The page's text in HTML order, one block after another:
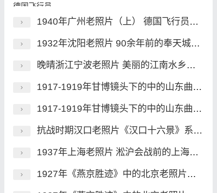
1940年广州老照片（上） 德国飞行员航拍的民国广州
1932年沈阳老照片 90余年前的奉天城历史风貌
晚晴浙江宁波老照片 美丽的江南水乡魅影
1917-1919年甘博镜头下的中的山东曲阜老照片（下）
1917-1919年甘博镜头下的中的山东曲阜老照片（上）
抗战时期汉口老照片《汉口十六景》系列明信片
1937年上海老照片 淞沪会战前的上海风貌
1927年《燕京胜迹》中的北京老照片（一）